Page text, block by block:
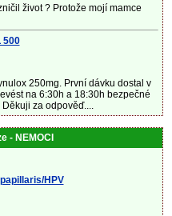
život ? Protože mojí mamce
500
250mg. První dávku dostal v
na 6:30h a 18:30h bezpečné
za odpověď....
- NEMOCI
HPV